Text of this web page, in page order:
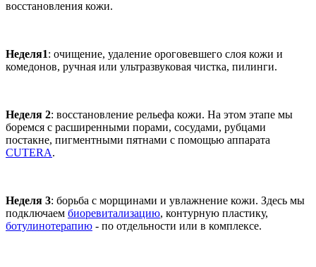
восстановления кожи.
Неделя1: очищение, удаление ороговевшего слоя кожи и
комедонов, ручная или ультразвуковая чистка, пилинги.
Неделя 2: восстановление рельефа кожи. На этом этапе мы
боремся с расширенными порами, сосудами, рубцами
постакне, пигментными пятнами с помощью аппарата
CUTERA.
Неделя 3: борьба с морщинами и увлажнение кожи. Здесь мы
подключаем биоревитализацию, контурную пластику,
ботулинотерапию - по отдельности или в комплексе.